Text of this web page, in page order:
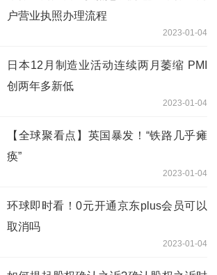
户营业执照办理流程
2023-01-04
日本12月制造业活动连续两月萎缩 PMI
创两年多新低
2023-01-04
【全球聚看点】英国暴发！“铁路几乎瘫
痪”
2023-01-04
环球即时看！0元开通京东plus会员可以
取消吗
2023-01-04